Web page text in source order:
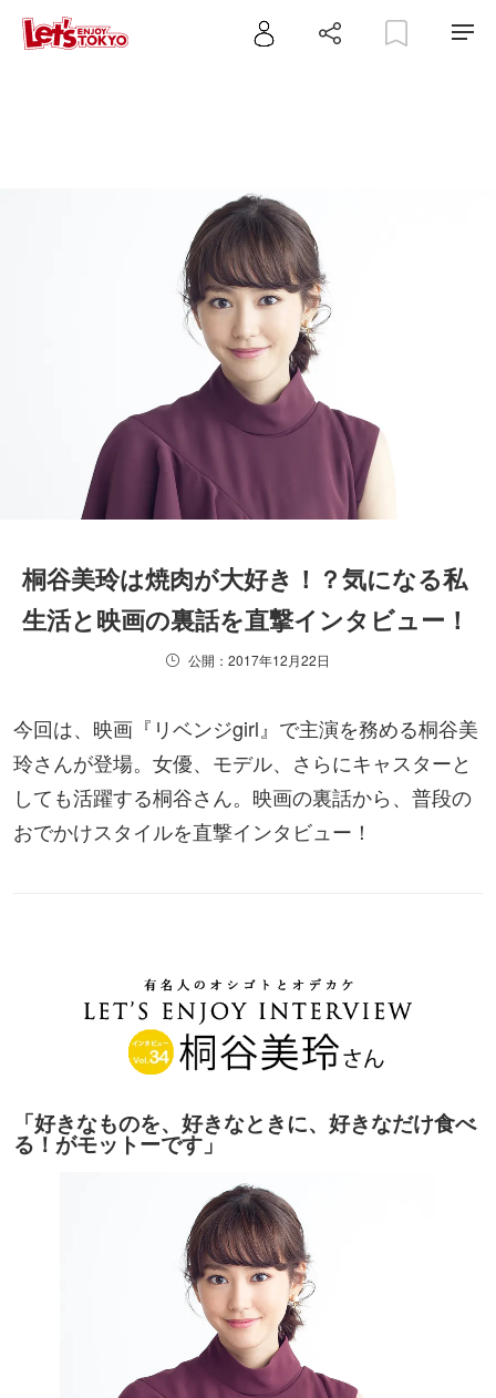
桐谷美玲は焼肉が大好き！？気になる私
生活と映画の裏話を直撃インタビュー！
公開：2017年12月22日
今回は、映画『リベンジgirl』で主演を務める桐谷美
玲さんが登場。女優、モデル、さらにキャスターと
しても活躍する桐谷さん。映画の裏話から、普段の
おでかけスタイルを直撃インタビュー！
「好きなものを、好きなときに、好きなだけ食べ
る！がモットーです」